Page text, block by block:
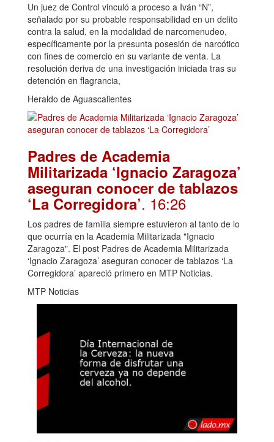
Un juez de Control vinculó a proceso a Iván “N”,
señalado por su probable responsabilidad en un delito
contra la salud, en la modalidad de narcomenudeo,
específicamente por la presunta posesión de narcótico
con fines de comercio en su variante de venta. La
resolución deriva de una investigación iniciada tras su
detención en flagrancia,
Heraldo de Aguascalientes
Padres de Academia
Militarizada ‘Ignacio Zaragoza’
aseguran conocer de tablazos
‘La Corregidora’. 16:26
Los padres de familia siempre estuvieron al tanto de lo
que ocurría en la Academia Militarizada "Ignacio
Zaragoza". El post Padres de Academia Militarizada
‘Ignacio Zaragoza’ aseguran conocer de tablazos ‘La
Corregidora’ apareció primero en MTP Noticias.
MTP Noticias